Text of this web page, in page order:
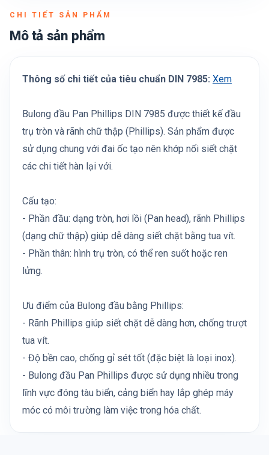
CHI TIẾT SẢN PHẨM
Mô tả sản phẩm
Thông số chi tiết của tiêu chuẩn DIN 7985: Xem
Bulong đầu Pan Phillips DIN 7985 được thiết kế đầu
trụ tròn và rãnh chữ thập (Phillips). Sản phẩm được
sử dụng chung với đai ốc tạo nên khớp nối siết chặt
các chi tiết hàn lại với.
Cấu tạo:
- Phần đầu: dạng tròn, hơi lồi (Pan head), rãnh Phillips
(dạng chữ thập) giúp dễ dàng siết chặt bằng tua vít.
- Phần thân: hình trụ tròn, có thể ren suốt hoặc ren
lửng.
Ưu điểm của Bulong đầu bằng Phillips:
- Rãnh Phillips giúp siết chặt dễ dàng hơn, chống trượt
tua vít.
- Độ bền cao, chống gỉ sét tốt (đặc biệt là loại inox).
- Bulong đầu Pan Phillips được sử dụng nhiều trong
lĩnh vực đóng tàu biển, cảng biển hay lắp ghép máy
móc có môi trường làm việc trong hóa chất.